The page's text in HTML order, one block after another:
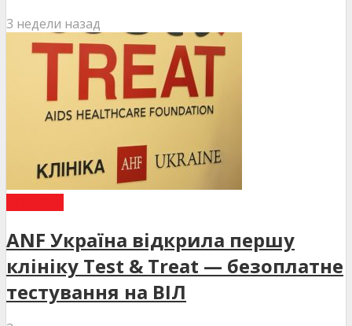
3 недели назад
ANF Україна відкрила першу
клініку Test & Treat — безоплатне
тестування на ВІЛ